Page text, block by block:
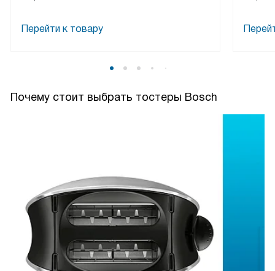
Перейти к товару
Почему стоит выбрать тостеры Bosch